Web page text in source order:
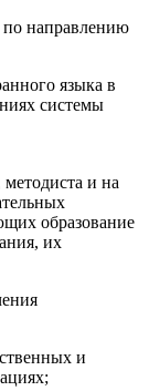
по направлению
языка в
системы
методиста и на
образование
их
и